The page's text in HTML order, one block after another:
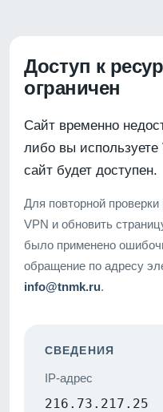
Доступ к
ограничен
Сайт временно
либо вы
сайт будет доступен.
Для повторной
VPN и обновить
было применено
обращение по адресу
info@tnmk.ru.
СВЕДЕНИЯ
IP-адрес
216.73.217.25